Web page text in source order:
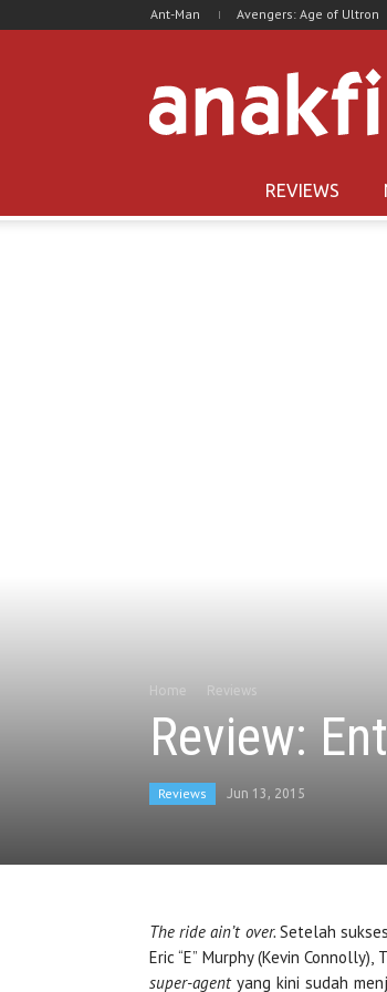
Ant-Man Avengers: Age of Ultron
REVIEWS
Home Reviews
Review:
Reviews Jun 13, 2015
The ride ain’t over.Setelah
Eric “E” Murphy (Kevin
super-agentyang kini sudah